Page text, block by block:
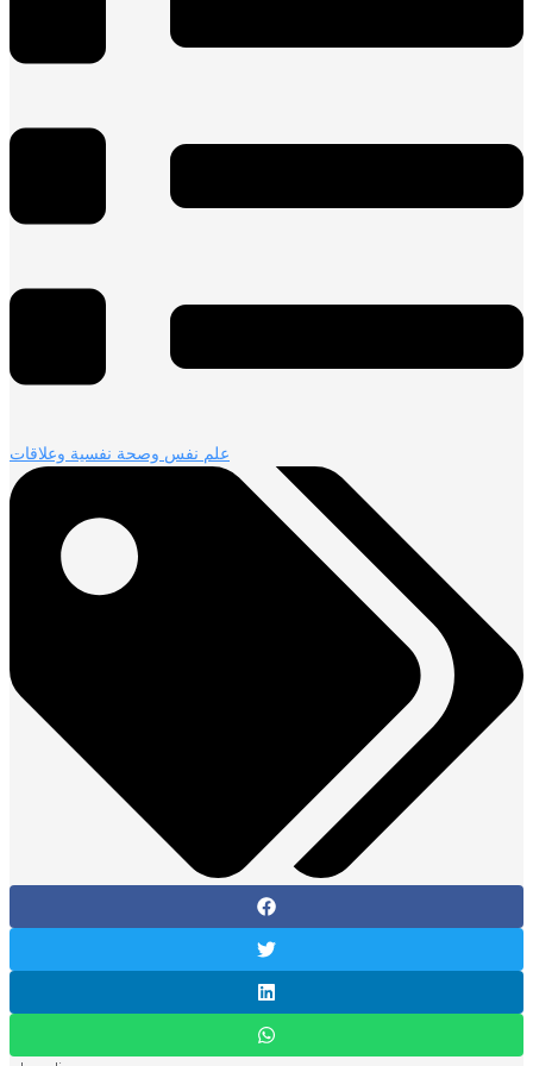
علم نفس وصحة نفسية وعلاقات